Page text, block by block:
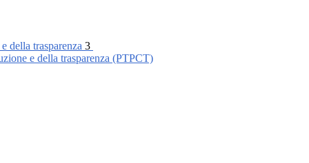
della trasparenza 3
e della trasparenza (PTPCT)